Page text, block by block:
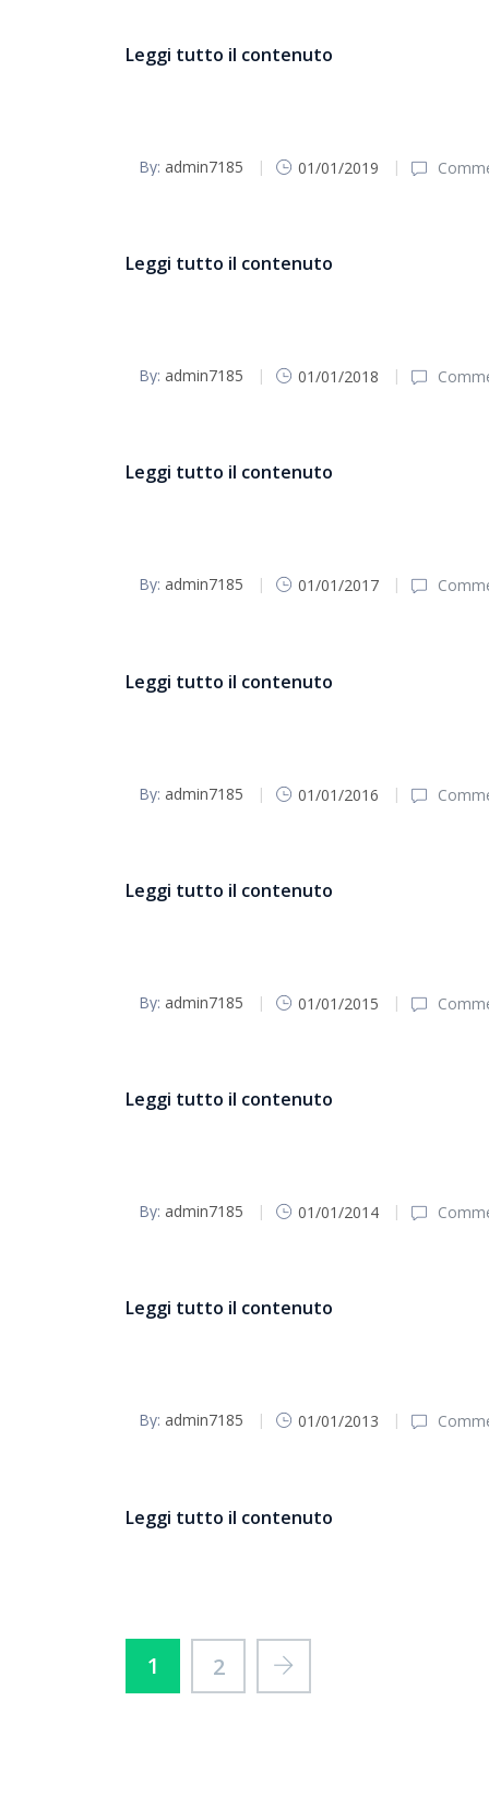
Leggi tutto il contenuto
By: admin7185 01/01/2019
Leggi tutto il contenuto
By: admin7185 01/01/2018
Leggi tutto il contenuto
By: admin7185 01/01/2017
Leggi tutto il contenuto
By: admin7185 01/01/2016
Leggi tutto il contenuto
By: admin7185 01/01/2015
Leggi tutto il contenuto
By: admin7185 01/01/2014
Leggi tutto il contenuto
By: admin7185 01/01/2013
Leggi tutto il contenuto
1 2